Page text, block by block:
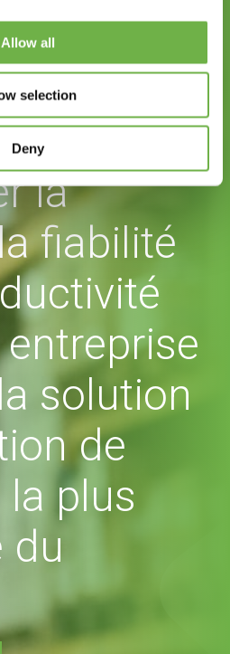
Allow all
selection
Deny
peut
la
fiabilité
solution
de
plus
du